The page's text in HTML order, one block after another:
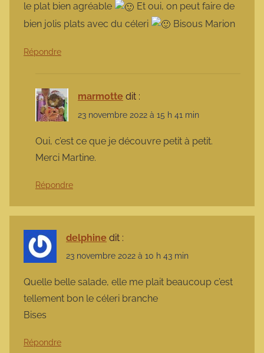
le plat bien agréable
Et oui, on peut faire de
bien jolis plats avec du céleri
Bisous Marion
Répondre
marmotte dit :
23 novembre 2022 à 15 h 41 min
Oui, c’est ce que je découvre petit à petit.
Merci Martine.
Répondre
delphine dit :
23 novembre 2022 à 10 h 43 min
Quelle belle salade, elle me plait beaucoup c’est
tellement bon le céleri branche
Bises
Répondre